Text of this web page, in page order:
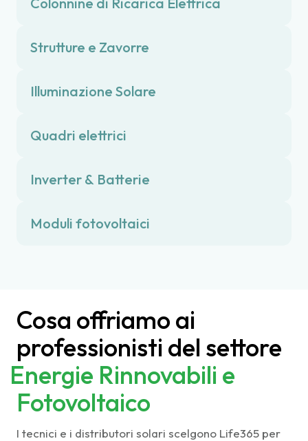
Strutture e Zavorre
Illuminazione Solare
Quadri elettrici
Inverter & Batterie
Moduli fotovoltaici
Cosa offriamo ai
professionisti del settore
Energie Rinnovabili e
Fotovoltaico
I tecnici e i distributori solari scelgono Life365 per